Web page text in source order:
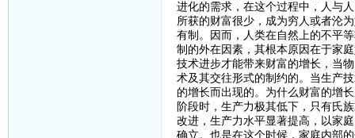
进化的需求，在这个过程中，人与
所获的财富很少，成为穷人或者沦
有制。因而，人类在自然上的不平
制的外在因素，其根本原因在于家
技术进步才能带来财富的增长，当
术及其交往形式的制约的。当生产
的增长而出现的。为什么财富的增
阶段时，生产力极其低下，只有氏
改进，生产力水平显著提高，以家
确立。也是在这个时候，家庭内部